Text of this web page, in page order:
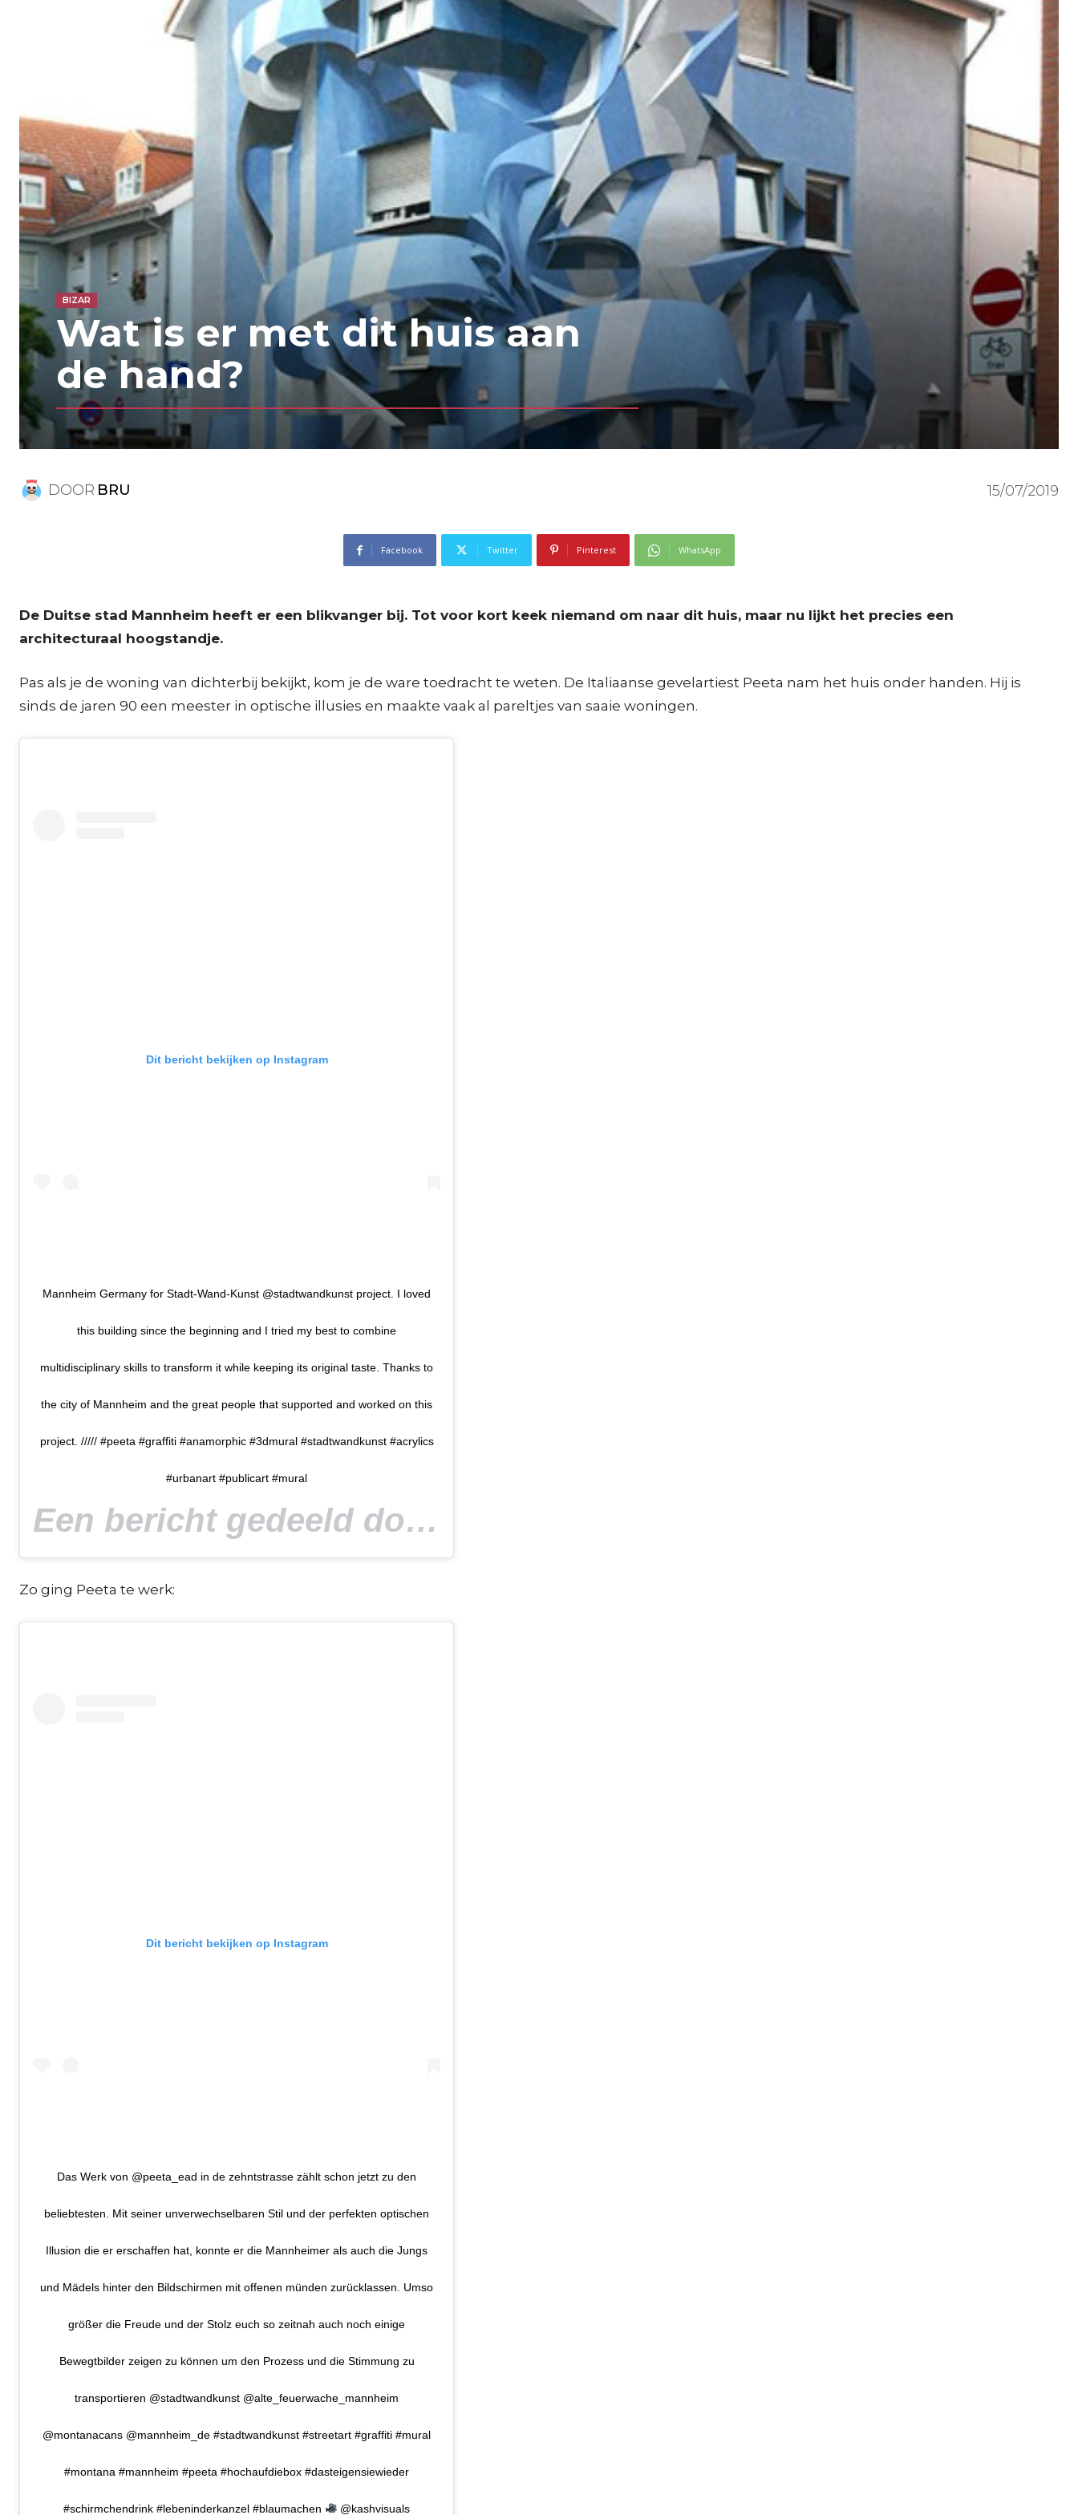
BIZAR
Wat is er met dit huis aan
de hand?
DOOR BRU 15/07/2019
Facebook Twitter Pinterest WhatsApp
De Duitse stad Mannheim heeft er een blikvanger bij. Tot voor kort keek niemand om naar dit huis, maar nu lijkt het precies een
architecturaal hoogstandje.
Pas als je de woning van dichterbij bekijkt, kom je de ware toedracht te weten. De Italiaanse gevelartiest Peeta nam het huis onder handen. Hij is
sinds de jaren 90 een meester in optische illusies en maakte vaak al pareltjes van saaie woningen.
Dit bericht bekijken op Instagram
Mannheim Germany for Stadt-Wand-Kunst @stadtwandkunst project. I loved
this building since the beginning and I tried my best to combine
multidisciplinary skills to transform it while keeping its original taste. Thanks to
the city of Mannheim and the great people that supported and worked on this
project. ///// #peeta #graffiti #anamorphic #3dmural #stadtwandkunst #acrylics
#urbanart #publicart #mural
Een bericht gedeeld door
Zo ging Peeta te werk:
Dit bericht bekijken op Instagram
Das Werk von @peeta_ead in de zehntstrasse zählt schon jetzt zu den
beliebtesten. Mit seiner unverwechselbaren Stil und der perfekten optischen
Illusion die er erschaffen hat, konnte er die Mannheimer als auch die Jungs
und Mädels hinter den Bildschirmen mit offenen münden zurücklassen. Umso
größer die Freude und der Stolz euch so zeitnah auch noch einige
Bewegtbilder zeigen zu können um den Prozess und die Stimmung zu
transportieren @stadtwandkunst @alte_feuerwache_mannheim
@montanacans @mannheim_de #stadtwandkunst #streetart #graffiti #mural
#montana #mannheim #peeta #hochaufdiebox #dasteigensiewieder
#schirmchendrink #lebeninderkanzel #blaumachen @kashvisuals